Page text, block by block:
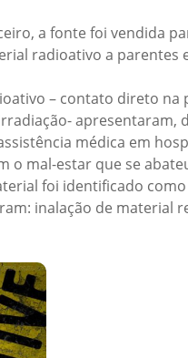
a fonte foi vendida
radioativo a parentes
– contato direto
médica em
mal-estar que se
foi identificado
inalação de